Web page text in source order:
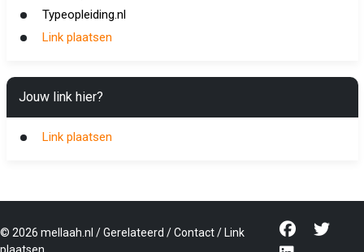
Typeopleiding.nl
Link plaatsen
Jouw link hier?
Link plaatsen
© 2026 mellaah.nl /Gerelateerd /Contact/ Link